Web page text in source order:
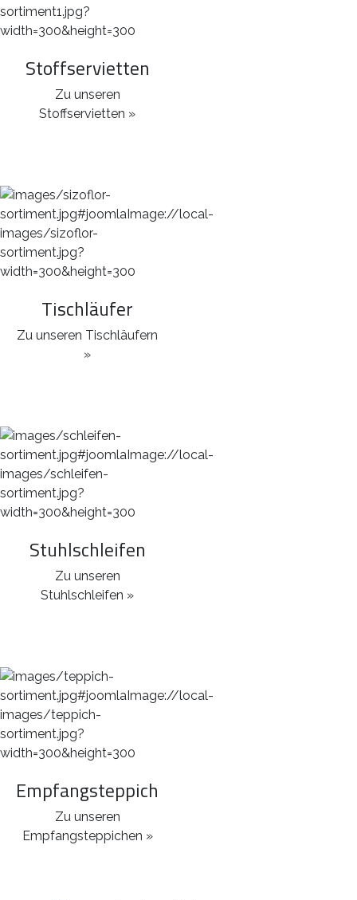
Stoffservietten
Zu unseren
Stoffservietten »
Tischläufer
Zu unseren Tischläufern
»
Stuhlschleifen
Zu unseren
Stuhlschleifen »
Empfangsteppich
Zu unseren
Empfangsteppichen »